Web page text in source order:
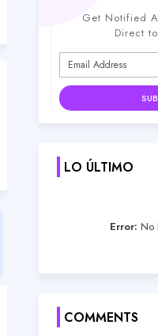
Get Notified
Direct
LO ÚLTIMO
Error: No
COMMENTS